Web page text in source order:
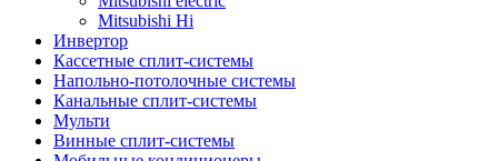
Mitsubishi Hi
Инвертор
Кассетные сплит-системы
Напольно-потолочные системы
Канальные сплит-системы
Мульти
Винные сплит-системы